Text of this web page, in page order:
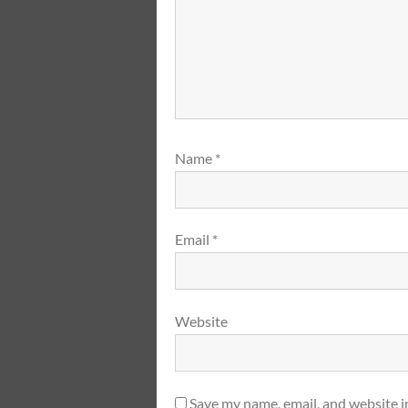
Name *
Email *
Website
Save my name, email, and